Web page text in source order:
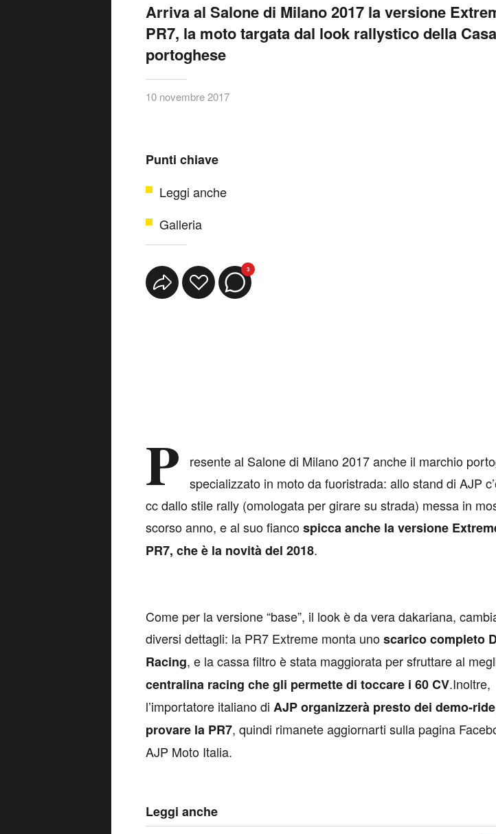
Arriva al Salone di Milano 2017 la versione
PR7, la moto targata dal look rallystico della Casa
portoghese
10 novembre 2017
Punti chiave
Leggi anche
Galleria
3
P
resente al Salone di Milano 2017 anche il marchio
specializzato in moto da fuoristrada: allo stand di AJP
cc dallo stile rally (omologata per girare su strada) messa in
scorso anno, e al suo fiancospicca anche la versione
PR7, che è la novità del 2018.
Come per la versione “base”, il look è da vera dakariana,
diversi dettagli: la PR7 Extreme monta unoscarico completo
Racing, e la cassa filtro è stata maggiorata per sfruttare al
centralina racing che gli permette di toccare i 60 CV.Inoltre,
l’importatore italiano di AJP organizzerà presto dei demo-
provare la PR7, quindi rimanete aggiornarti sulla pagina
AJP Moto Italia.
Leggi anche